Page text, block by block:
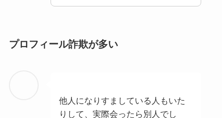
プロフィール詐欺が多い
他人になりすましている人もいた
りして、実際会ったら別人でし